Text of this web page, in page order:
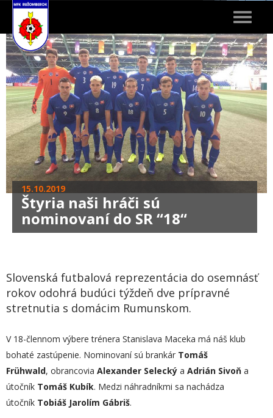
Toggle
15.10.2019
Štyria naši hráči sú
nominovaní do SR “18“
Slovenská futbalová reprezentácia do osemnásť
rokov odohrá budúci týždeň dve prípravné
stretnutia s domácim Rumunskom.
V 18-člennom výbere trénera Stanislava Maceka má náš klub
bohaté zastúpenie. Nominovaní sú brankár Tomáš
Frühwald, obrancovia Alexander Selecký a Adrián Sivoň a
útočník Tomáš Kubík. Medzi náhradníkmi sa nachádza
útočník Tobiáš Jarolím Gábriš.